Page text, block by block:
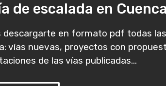
de escalada en Cuenca
descargarte en formato pdf todas
vías nuevas, proyectos con
de las vías publicadas...